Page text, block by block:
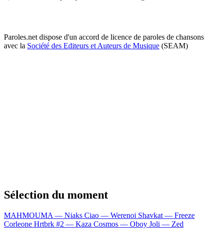
Paroles.net dispose d'un accord de licence de paroles de chansons
avec la Société des Editeurs et Auteurs de Musique (SEAM)
Sélection du moment
MAHMOUMA — Niaks Ciao — Werenoi Shavkat — Freeze
Corleone Hrtbrk #2 — Kaza Cosmos — Oboy Joli — Zed